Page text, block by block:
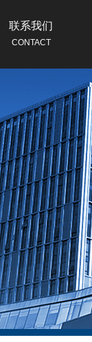
联系我们
CONTACT